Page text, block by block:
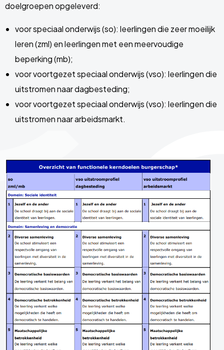
doelgroepen opgeleverd:
voor speciaal onderwijs (so): leerlingen die zeer moeilijk
leren (zml) en leerlingen met een meervoudige
beperking (mb);
voor voortgezet speciaal onderwijs (vso): leerlingen die
uitstromen naar dagbesteding;
voor voortgezet speciaal onderwijs (vso): leerlingen die
uitstromen naar arbeidsmarkt.